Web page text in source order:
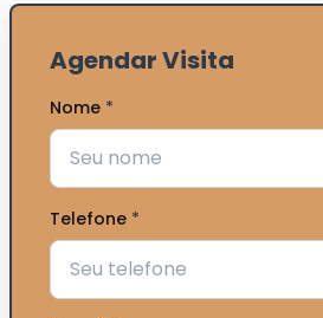
Agendar Visita
Nome *
Telefone *